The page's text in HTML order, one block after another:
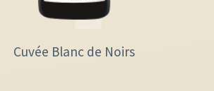
Cuvée Blanc de Noirs